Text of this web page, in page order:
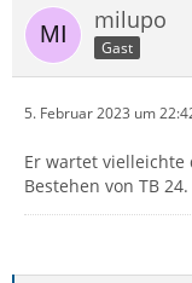
milupo
Gast
5. Februar 2023 um
Er wartet vielleichte
Bestehen von TB 24.